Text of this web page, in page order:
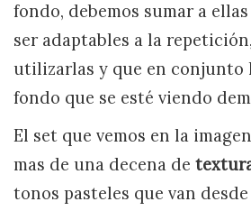
fondo, debemos sumar a
ser adaptables a la
utilizarlas y que en conjunto
fondo que se esté viendo
El set que vemos en la
mas de una decena de
tonos pasteles que van